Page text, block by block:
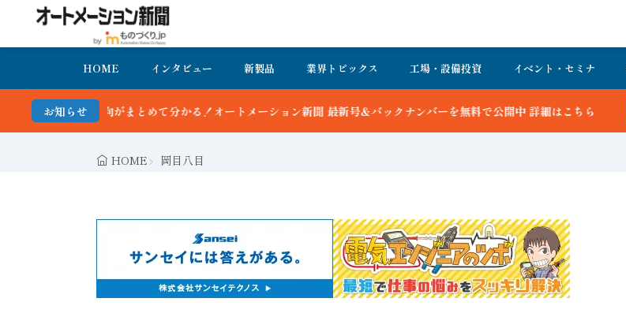
HOME インタビュー 新製品 業界トピックス 工場・設備投資 イベント・セミナ
お知らせ
まとめて分かる！オートメーション新聞 最新号＆バックナンバーを無料で公開中 詳細はこちら
HOME 岡目八目